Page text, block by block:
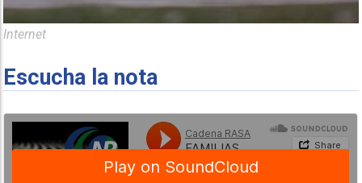
Internet
Escucha la nota